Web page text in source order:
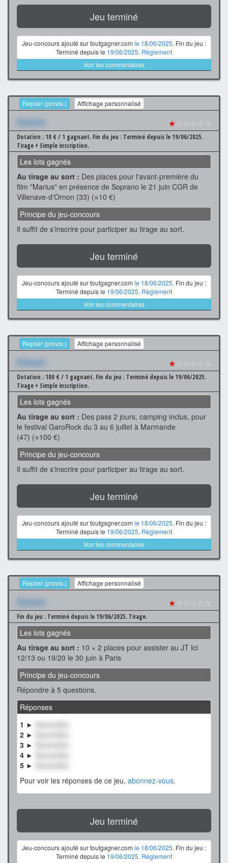
Jeu terminé
Jeu-concours ajouté sur toutgagner.com le 18/06/2025. Fin du jeu :
Terminé depuis le 19/06/2025. Règlement
Voir les commentaires
Replier (provis.) Affichage personnalisé
Xxxxxxx ★☆☆☆☆☆
Dotation : 10 € / 1 gagnant. Fin du jeu : Terminé depuis le 19/06/2025.
Tirage + Simple inscription.
Les lots gagnés
Au tirage au sort : Des places pour l'avant-première du
film "Marius" en présence de Soprano le 21 juin CGR de
Villenave-d'Ornon (33) (≈10 €)
Principe du jeu-concours
Il suffit de s'inscrire pour participer au tirage au sort.
Jeu terminé
Jeu-concours ajouté sur toutgagner.com le 18/06/2025. Fin du jeu :
Terminé depuis le 19/06/2025. Règlement
Voir les commentaires
Replier (provis.) Affichage personnalisé
Xxxxxxx ★☆☆☆☆☆
Dotation : 100 € / 1 gagnant. Fin du jeu : Terminé depuis le 19/06/2025.
Tirage + Simple inscription.
Les lots gagnés
Au tirage au sort : Des pass 2 jours, camping inclus, pour
le festival GaroRock du 3 au 6 juillet à Marmande
(47) (≈100 €)
Principe du jeu-concours
Il suffit de s'inscrire pour participer au tirage au sort.
Jeu terminé
Jeu-concours ajouté sur toutgagner.com le 18/06/2025. Fin du jeu :
Terminé depuis le 19/06/2025. Règlement
Voir les commentaires
Replier (provis.) Affichage personnalisé
Xxxxxxx ★☆☆☆☆☆
Fin du jeu : Terminé depuis le 19/06/2025. Tirage.
Les lots gagnés
Au tirage au sort : 10 × 2 places pour assister au JT Ici
12/13 ou 19/20 le 30 juin à Paris
Principe du jeu-concours
Répondre à 5 questions.
Réponses
1 ►
XxxxxxXxx
2 ►
3 ►
4 ►
5 ►
Pour voir les réponses de ce jeu, abonnez-vous.
Jeu terminé
Jeu-concours ajouté sur toutgagner.com le 18/06/2025. Fin du jeu :
Terminé depuis le 19/06/2025. Règlement